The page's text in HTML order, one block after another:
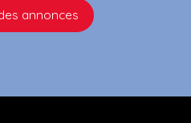
annonces